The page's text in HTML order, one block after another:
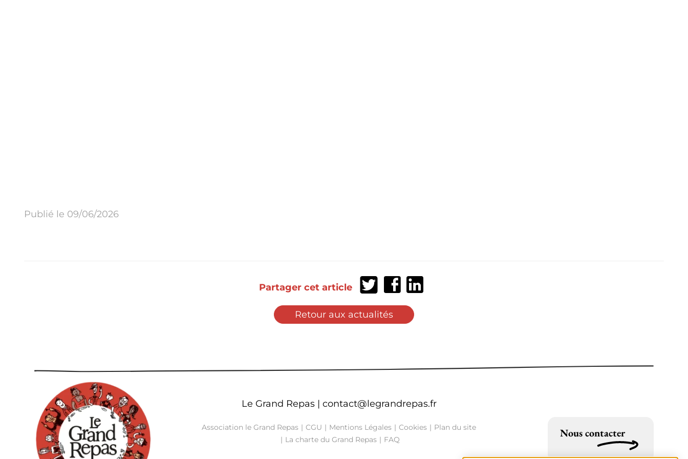
Publié le 09/06/2026
Partager cet article
Partager
sur
Twitter
Partager
sur
Facebook
Partager
sur
Retour aux actualités
Le Grand Repas | contact@legrandrepas.fr
Association le Grand Repas CGU Mentions Légales Cookies
Plan du site
La charte du Grand Repas
FAQ Nous contacter